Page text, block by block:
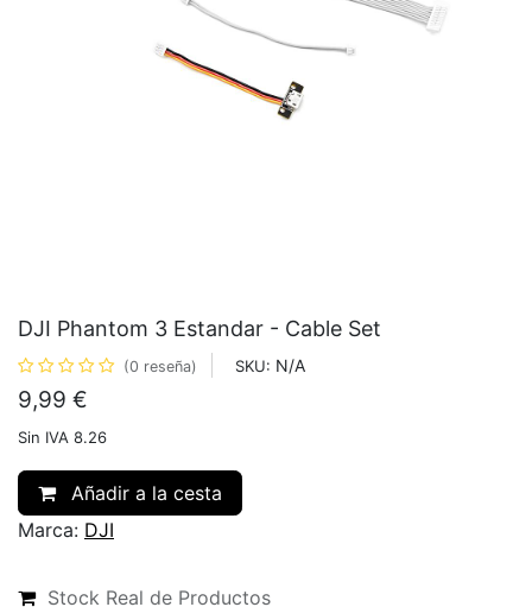
DJI Phantom 3 Estandar - Cable Set
(0 reseña) SKU: N/A
9,99 €
Sin IVA 8.26
Añadir a la cesta
Marca: DJI
Stock Real de Productos